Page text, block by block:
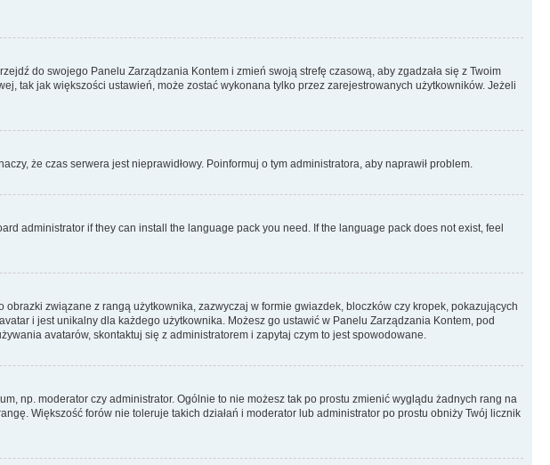
do swojego Panelu Zarządzania Kontem i zmień swoją strefę czasową, aby zgadzała się z Twoim
tak jak większości ustawień, może zostać wykonana tylko przez zarejestrowanych użytkowników. Jeżeli
że czas serwera jest nieprawidłowy. Poinformuj o tym administratora, aby naprawił problem.
administrator if they can install the language pack you need. If the language pack does not exist, feel
związane z rangą użytkownika, zazwyczaj w formie gwiazdek, bloczków czy kropek, pokazujących
i jest unikalny dla każdego użytkownika. Możesz go ustawić w Panelu Zarządzania Kontem, pod
avatarów, skontaktuj się z administratorem i zapytaj czym to jest spowodowane.
np. moderator czy administrator. Ogólnie to nie możesz tak po prostu zmienić wyglądu żadnych rang na
Większość forów nie toleruje takich działań i moderator lub administrator po prostu obniży Twój licznik